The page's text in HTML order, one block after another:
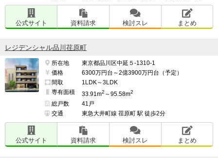
公式サイト 資料請求 検討スレ まとめ
レジデンシャル品川荏原町
所在地
東京都品川区中延５-1310-1
価格
6300万円台～2億3900万円台（予定）
間取
1LDK～3LDK
専有面積
33.91m2 ～95.58m2
総戸数
41戸
交通
東急大井町線 荏原町 駅 徒歩2分
公式サイト 資料請求 検討スレ まとめ